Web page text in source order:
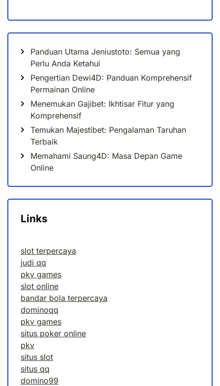
Panduan Utama Jeniustoto: Semua yang
Perlu Anda Ketahui
Pengertian Dewi4D: Panduan Komprehensif
Permainan Online
Menemukan Gajibet: Ikhtisar Fitur yang
Komprehensif
Temukan Majestibet: Pengalaman Taruhan
Terbaik
Memahami Saung4D: Masa Depan Game
Online
Links
slot terpercaya
judi qq
pkv games
slot online
bandar bola terpercaya
dominoqq
pkv games
situs poker online
pkv
situs slot
situs qq
domino99